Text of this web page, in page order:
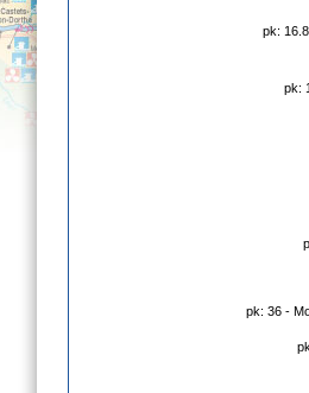
pk:
pk:
pk: 36 -